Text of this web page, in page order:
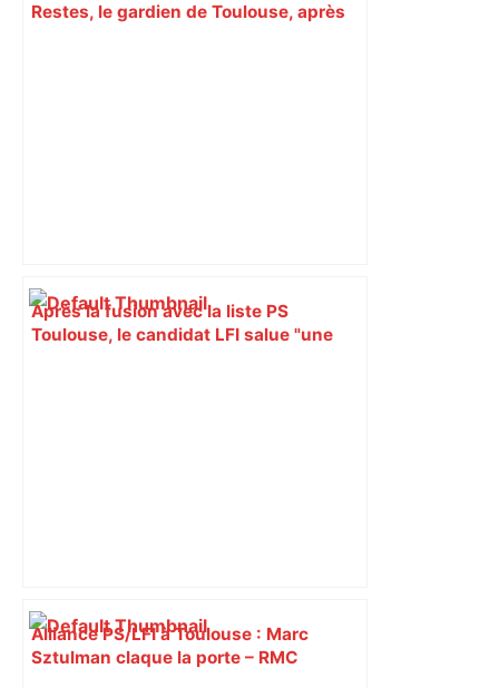
Restes, le gardien de Toulouse, après
Après la fusion avec la liste PS
Toulouse, le candidat LFI salue "une
Alliance PS/LFI à Toulouse : Marc
Sztulman claque la porte – RMC